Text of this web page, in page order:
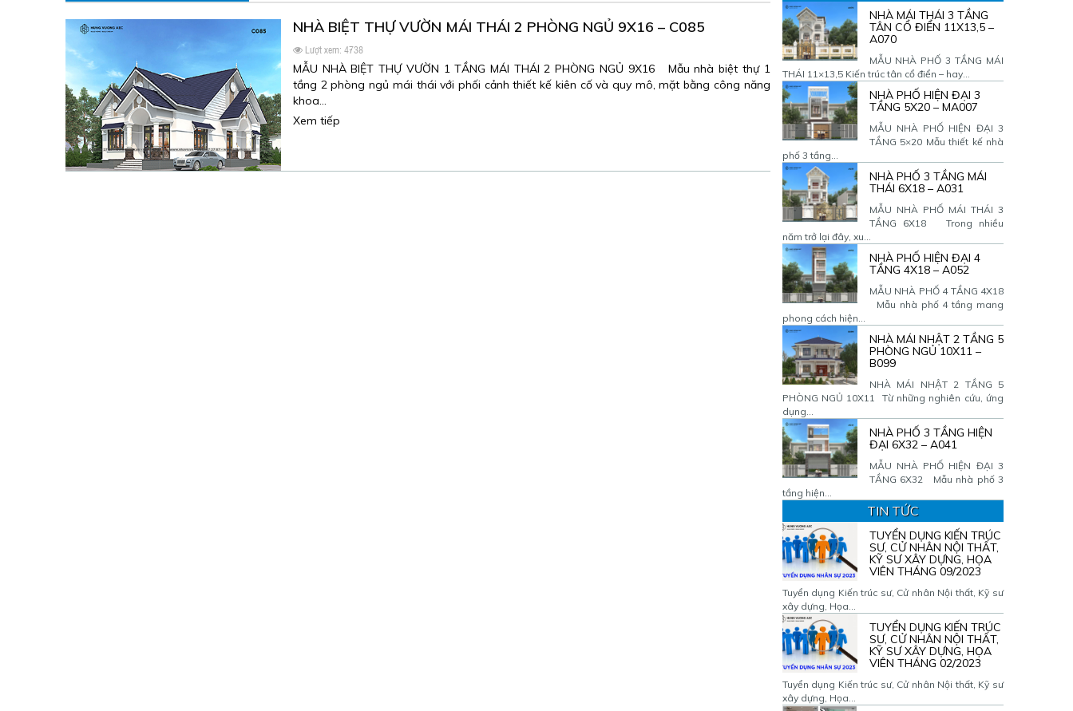
NHÀ BIỆT THỰ VƯỜN MÁI THÁI 2 PHÒNG NGỦ 9X16 – C085
Lượt xem: 4738
MẪU NHÀ BIỆT THỰ VƯỜN 1 TẦNG MÁI THÁI 2 PHÒNG NGỦ 9X16 Mẫu nhà biệt thự 1
tầng 2 phòng ngủ mái thái với phối cảnh thiết kế kiên cố và quy mô, mặt bằng công năng
khoa…
Xem tiếp
NHÀ MÁI THÁI 3 TẦNG
TÂN CỔ ĐIỂN 11X13,5 –
A070
MẪU NHÀ PHỐ 3 TẦNG MÁI
THÁI 11×13,5 Kiến trúc tân cổ điển – hay...
NHÀ PHỐ HIỆN ĐẠI 3
TẦNG 5X20 – MA007
MẪU NHÀ PHỐ HIỆN ĐẠI 3
TẦNG 5×20 Mẫu thiết kế nhà
phố 3 tầng...
NHÀ PHỐ 3 TẦNG MÁI
THÁI 6X18 – A031
MẪU NHÀ PHỐ MÁI THÁI 3
TẦNG 6X18 Trong nhiều
năm trở lại đây, xu...
NHÀ PHỐ HIỆN ĐẠI 4
TẦNG 4X18 – A052
MẪU NHÀ PHỐ 4 TẦNG 4X18
Mẫu nhà phố 4 tầng mang
phong cách hiện...
NHÀ MÁI NHẬT 2 TẦNG 5
PHÒNG NGỦ 10X11 –
B099
NHÀ MÁI NHẬT 2 TẦNG 5
PHÒNG NGỦ 10X11 Từ những nghiên cứu, ứng
dụng...
NHÀ PHỐ 3 TẦNG HIỆN
ĐẠI 6X32 – A041
MẪU NHÀ PHỐ HIỆN ĐẠI 3
TẦNG 6X32 Mẫu nhà phố 3
tầng hiện...
TIN TỨC
TUYỂN DỤNG KIẾN TRÚC
SƯ, CỬ NHÂN NỘI THẤT,
KỸ SƯ XÂY DỰNG, HỌA
VIÊN THÁNG 09/2023
Tuyển dụng Kiến trúc sư, Cử nhân Nội thất, Kỹ sư
xây dựng, Họa...
TUYỂN DỤNG KIẾN TRÚC
SƯ, CỬ NHÂN NỘI THẤT,
KỸ SƯ XÂY DỰNG, HỌA
VIÊN THÁNG 02/2023
Tuyển dụng Kiến trúc sư, Cử nhân Nội thất, Kỹ sư
xây dựng, Họa...